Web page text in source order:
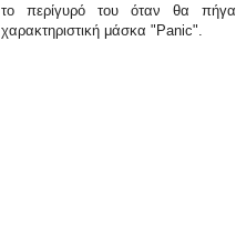
το περίγυρό του όταν θα
χαρακτηριστική μάσκα "Panic".